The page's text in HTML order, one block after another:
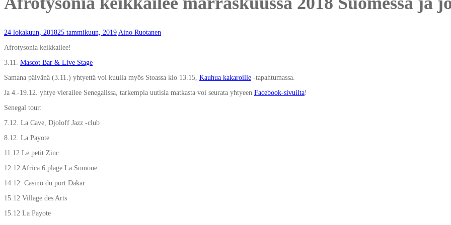
24 lokakuun, 201825 tammikuun, 2019 Aino Ruotanen
Afrotysonia keikkailee!
3.11. Mascot Bar & Live Stage
Samana päivänä (3.11.) yhtyettä voi kuulla myös Stoassa klo 13.15, Kauhua kakaroille -tapahtumassa.
Ja 4.-19.12. yhtye vierailee Senegalissa, tarkempia uutisia matkasta voi seurata yhtyeen Facebook-sivuilta!
Senegal tour:
7.12. La Cave, Djoloff Jazz -club
8.12. La Payote
11.12 Le petit Zinc
12.12 Africa 6 plage La Somone
14.12. Casino du port Dakar
15.12 Village des Arts
15.12 La Payote